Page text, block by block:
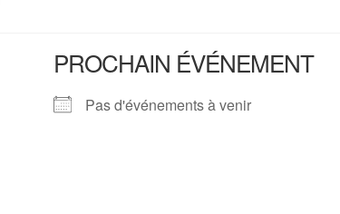
PROCHAIN ÉVÉNEMENT
Pas d'événements à venir